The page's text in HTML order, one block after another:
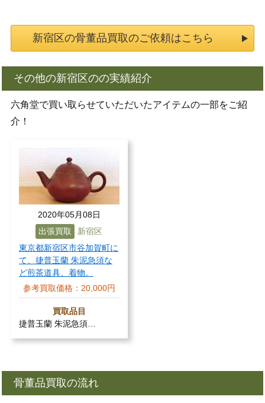
新宿区の骨董品買取のご依頼はこちら
その他の新宿区のの実績紹介
六角堂で買い取らせていただいたアイテムの一部をご紹
介！
2020年05月08日
出張買取
新宿区
東京都新宿区市谷加賀町に
て、捷普玉蘭 朱泥急須な
ど煎茶道具、着物。
参考買取価格： 20,000円
買取品目
捷普玉蘭 朱泥急須…
骨董品買取の流れ